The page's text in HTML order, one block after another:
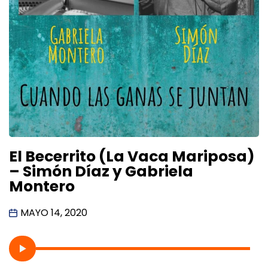
El Becerrito (La Vaca Mariposa)
– Simón Díaz y Gabriela
Montero
MAYO 14, 2020